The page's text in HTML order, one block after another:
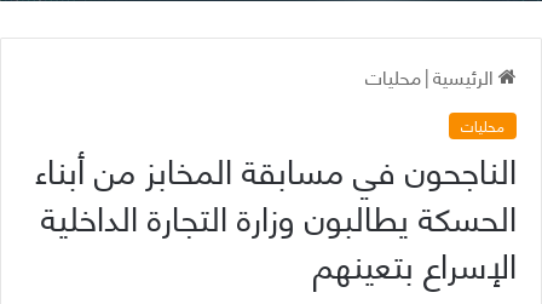
الرئيسية|محليات
محليات
الناجحون في مسابقة المخابز من أبناء
الحسكة يطالبون وزارة التجارة الداخلية
الإسراع بتعينهم